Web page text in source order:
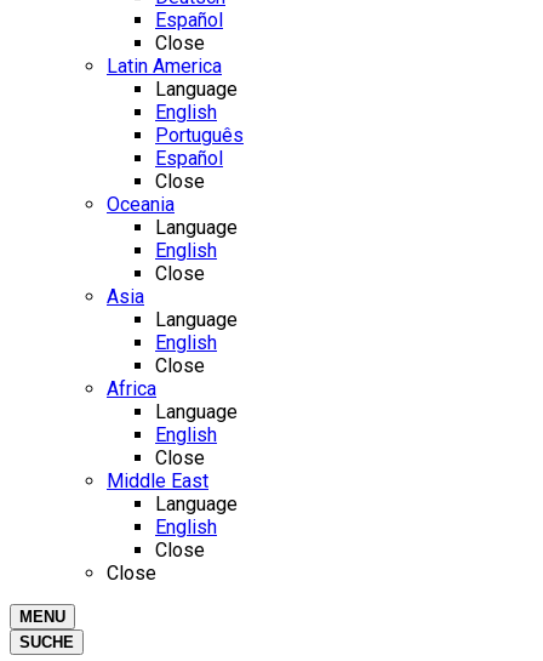
Español
Close
Latin America
Language
English
Português
Español
Close
Oceania
Language
English
Close
Asia
Language
English
Close
Africa
Language
English
Close
Middle East
Language
English
Close
Close
MENU
SUCHE